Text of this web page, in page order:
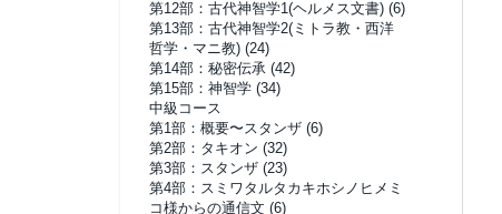
第12部：古代神智学1(ヘルメス文書) (6)
第13部：古代神智学2(ミトラ教・西洋
哲学・マニ教) (24)
第14部：秘密伝承 (42)
第15部：神智学 (34)
中級コース
第1部：概要〜スタンザ (6)
第2部：タキオン (32)
第3部：スタンザ (23)
第4部：スミワタルタカキホシノヒメミ
コ様からの通信文 (6)